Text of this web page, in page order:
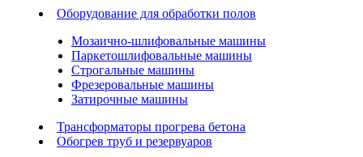
Оборудование для обработки полов
Мозаично-шлифовальные машины
Паркетошлифовальные машины
Строгальные машины
Фрезеровальные машины
Затирочные машины
Трансформаторы прогрева бетона
Обогрев труб и резервуаров